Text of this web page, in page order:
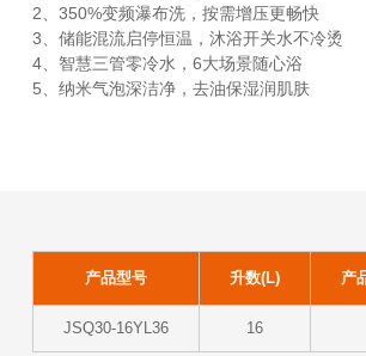
2、350%变频瀑布洗，按需增压更畅快
3、储能混流启停恒温，沐浴开关水不冷烫
4、智慧三管零冷水，6大场景随心浴
5、纳米气泡深洁净，去油保湿润肌肤
产品型号 升数(L) 产
JSQ30-16YL36 16